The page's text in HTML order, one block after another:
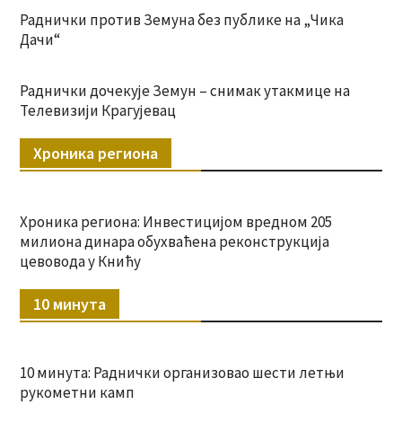
Раднички против Земуна без публике на „Чика
Дачи“
Раднички дочекује Земун – снимак утакмице на
Телевизији Крагујевац
Хроника региона
Хроника региона: Инвестицијом вредном 205
милиона динара обухваћена реконструкција
цевовода у Книћу
10 минута
10 минута: Раднички организовао шести летњи
рукометни камп